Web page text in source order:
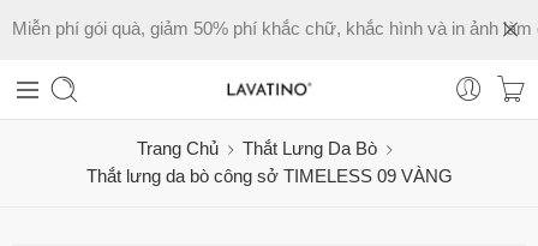
Miễn phí gói quà, giảm 50% phí khắc chữ, khắc hình và in ảnh làm
Trang Chủ
Thắt Lưng Da Bò
Thắt lưng da bò công sở TIMELESS 09 VÀNG